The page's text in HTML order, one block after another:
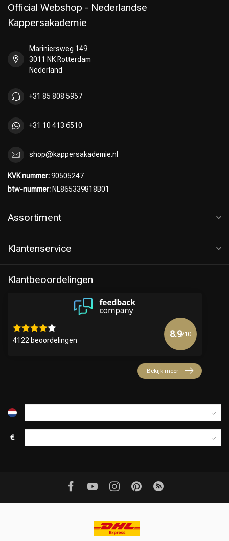
Keuze van onze Kappers
Official Webshop - Nederlandse
Kappersakademie
Mariniersweg 149
3011 NK Rotterdam
Nederland
+31 85 808 5957
+31 10 413 6510
shop@kappersakademie.nl
KVK nummer:90505247
btw-nummer: NL865339818B01
Assortiment
Klantenservice
Klantbeoordelingen
4122 beoordelingen
8.9/10
Bekijk meer
€